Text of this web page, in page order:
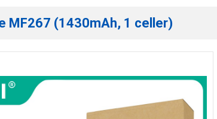
MF267 (1430mAh, 1 celler)